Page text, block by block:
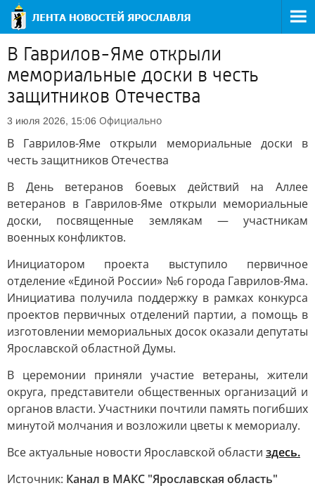
В Гаврилов-Яме открыли
мемориальные доски в честь
защитников Отечества
3 июля 2026, 15:06 Официально
В Гаврилов-Яме открыли мемориальные доски в
честь защитников Отечества
В День ветеранов боевых действий на Аллее
ветеранов в Гаврилов-Яме открыли мемориальные
доски, посвященные землякам — участникам
военных конфликтов.
Инициатором проекта выступило первичное
отделение «Единой России» №6 города Гаврилов-Яма.
Инициатива получила поддержку в рамках конкурса
проектов первичных отделений партии, а помощь в
изготовлении мемориальных досок оказали депутаты
Ярославской областной Думы.
В церемонии приняли участие ветераны, жители
округа, представители общественных организаций и
органов власти. Участники почтили память погибших
минутой молчания и возложили цветы к мемориалу.
Все актуальные новости Ярославской области здесь.
Источник: Канал в МАКС "Ярославская область"